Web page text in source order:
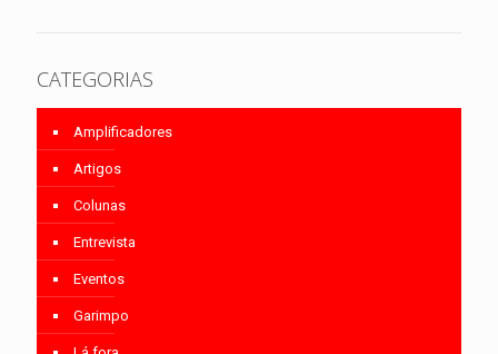
CATEGORIAS
Amplificadores
Artigos
Colunas
Entrevista
Eventos
Garimpo